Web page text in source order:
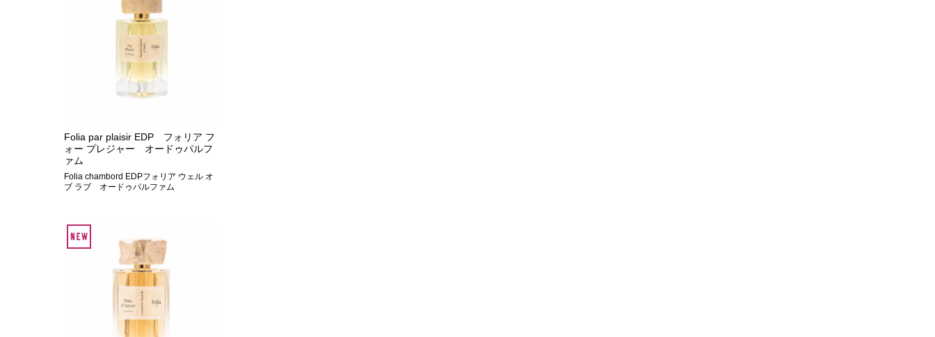
Folia par plaisir EDP フォリア フ
ォー プレジャー オードゥパルフ
ァム
Folia chambord EDPフォリア ウェル オ
ブ ラブ オードゥパルファム